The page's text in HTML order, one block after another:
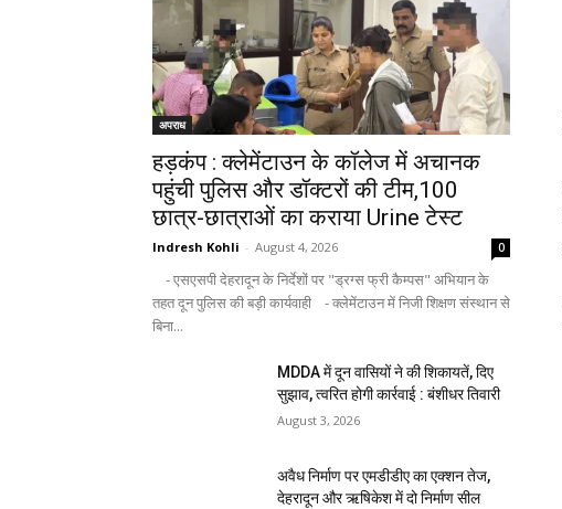
अपराध
हड़कंप : क्लेमेंटाउन के कॉलेज में अचानक
पहुंची पुलिस और डॉक्टरों की टीम,100
छात्र-छात्राओं का कराया Urine टेस्ट
Indresh Kohli - August 4, 2026 0
- एसएसपी देहरादून के निर्देशों पर "ड्रग्स फ्री कैम्पस" अभियान के
तहत दून पुलिस की बड़ी कार्यवाही - क्लेमेंटाउन में निजी शिक्षण संस्थान से
बिना...
MDDA में दून वासियों ने की शिकायतें, दिए
सुझाव, त्वरित होगी कार्रवाई : बंशीधर तिवारी
August 3, 2026
अवैध निर्माण पर एमडीडीए का एक्शन तेज,
देहरादून और ऋषिकेश में दो निर्माण सील